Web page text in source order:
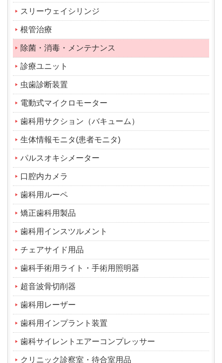
スリーウェイシリンジ
根管治療
除菌・消毒・メンテナンス
診療ユニット
虫歯診断装置
電動式マイクロモーター
歯科用サクション（バキューム）
生体情報モニタ(患者モニタ)
パルスオキシメーター
口腔内カメラ
歯科用ルーペ
矯正歯科用製品
歯科用インスツルメント
チェアサイド用品
歯科手術用ライト・手術用照明器
超音波骨切削器
歯科用レーザー
歯科用インプラント装置
歯科サイレントエアーコンプレッサー
クリニック診察室・待合室用品